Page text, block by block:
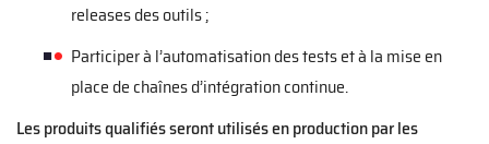
releases des outils ;
Participer à l’automatisation des tests et à la mise en
place de chaînes d’intégration continue.
Les produits qualifiés seront utilisés en production par les